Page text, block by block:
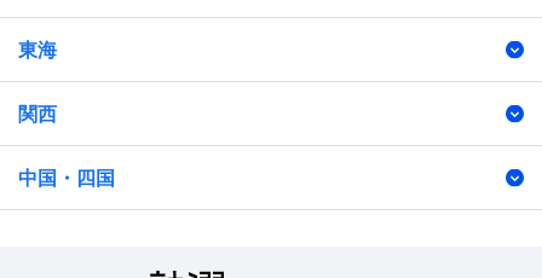
東海
関西
中国・四国